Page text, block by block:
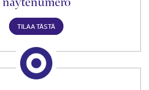
TILAA TÄSTÄ